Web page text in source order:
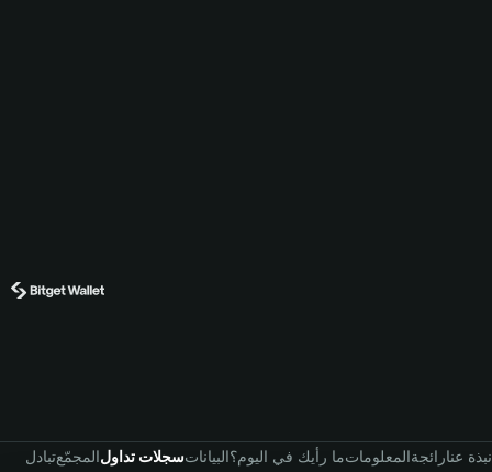
تبادلالمجمّعسجلات تداولالبياناتما رأيك في اليوم؟المعلوماترائجةنبذة عنا